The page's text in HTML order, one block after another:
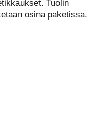
Tuolin
osina paketissa.